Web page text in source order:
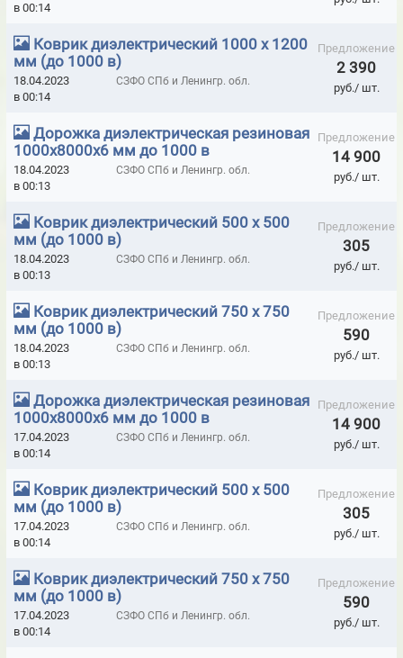
КЛЕЙ ДЛЯ ТРУБ ИЗ ПВХ TANGIT PVC-U
КЛЕЙ ЭПОКСИДНЫЙ ADHESOL ДВУХКОМПОНЕНТНЫЙ
КЛЕЙ ЭПОКСИДНЫЙ ADHESOL ОДНОКОМПОНЕНТНЫЙ
КЛЕЙ ЭПОКСИДНЫЙ ARALDITE
КЛЕЙ ЭПОКСИДНЫЙ RUBOND ДВУХКОМПОНЕНТНЫЙ
КЛЕЙ ЭПОКСИДНЫЙ RUBOND ОДНОКОМПОНЕНТНЫЙ
КЛЕЩИ ТОКОИЗМЕРИТЕЛЬНЫЕ
КОМБИНЕЗОНЫ ОДНОРАЗОВЫЕ ROSSAFE
КОМПЛЕКТЫ СРЕДСТВ ЗАЩИТЫ ДО 1000В
КОМПЛЕКТЫ СРЕДСТВ ЗАЩИТЫ СВЫШЕ 1000В
КОРОБКИ МОНТАЖНЫЕ ОГНЕСТОЙКИЕ IP41
ЛИЦЕВЫЕ ЧАСТИ К ПРОТИВОГАЗАМ ППФ-5
МАСКИ ЗАЩИТНЫЕ
МАСКИ И ПОЛУМАСКИ 3M
МАСКИ МЕДИЦИНСКИЕ И ГИГИЕНИЧЕСКИЕ
МАСКИ ПОЛНОЛИЦЕВЫЕ БРИЗ
МАТЫ КРЕМНЕЗЕМНЫЕ ИГЛОПРОБИВНЫЕ ТЕПЛОИЗОЛЯЦИОННЫЕ
SUPERSILKA (КРЕМНЕЗЕМНЫЙ МАТ БЕЗ ПРОШИВКИ НИТЬЮ)
МАТЫ ТЕПЛОЗВУКОИЗОЛЯЦИОННЫЕ МАРКИ STOPHEAT
в 00:14
Коврик диэлектрический 1000 х 1200
мм (до 1000 в)
Предложение
2 390
руб./ шт.
18.04.2023
в 00:14
СЗФО СПб и Ленингр. обл.
Дорожка диэлектрическая резиновая
1000х8000х6 мм до 1000 в
Предложение
14 900
руб./ шт.
18.04.2023
в 00:13
СЗФО СПб и Ленингр. обл.
Коврик диэлектрический 500 х 500
мм (до 1000 в)
Предложение
305
руб./ шт.
18.04.2023
в 00:13
СЗФО СПб и Ленингр. обл.
Коврик диэлектрический 750 х 750
мм (до 1000 в)
Предложение
590
руб./ шт.
18.04.2023
в 00:13
СЗФО СПб и Ленингр. обл.
Дорожка диэлектрическая резиновая
1000х8000х6 мм до 1000 в
Предложение
14 900
руб./ шт.
17.04.2023
в 00:14
СЗФО СПб и Ленингр. обл.
Коврик диэлектрический 500 х 500
мм (до 1000 в)
Предложение
305
руб./ шт.
17.04.2023
в 00:14
СЗФО СПб и Ленингр. обл.
Коврик диэлектрический 750 х 750
мм (до 1000 в)
Предложение
590
руб./ шт.
17.04.2023
в 00:14
СЗФО СПб и Ленингр. обл.